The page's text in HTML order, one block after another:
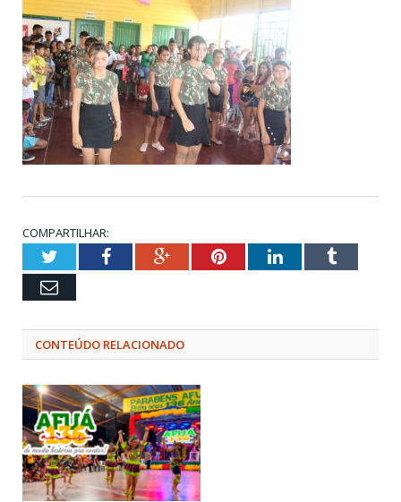
COMPARTILHAR:
TwitterFacebookGoogle+PinterestLinkedInTumblr
Email
CONTEÚDO RELACIONADO